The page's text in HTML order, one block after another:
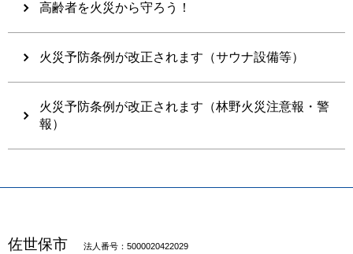
高齢者を火災から守ろう！
火災予防条例が改正されます（サウナ設備等）
火災予防条例が改正されます（林野火災注意報・警
報）
佐世保市 法人番号：5000020422029